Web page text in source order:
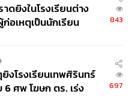
า แต่ค่าครองชีพสูง
ลือ 1.4% เงินเฟ้อ 3.2%
ต่ำ เงินเฟ้อสูง” หรือ
ดยิงในโรงเรียนต่าง
ก่อเหตุเป็นนักเรียน
843
งโรงเรียนเทพศิรินทร์
ศพ โฆษก ตร. เร่ง
697